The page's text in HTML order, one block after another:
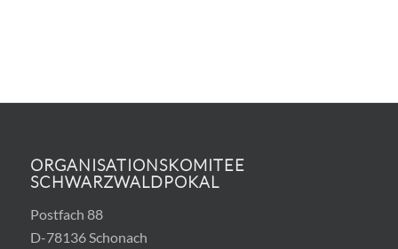
ORGANISATIONSKOMITEE
SCHWARZWALDPOKAL
Postfach 88
D-78136 Schonach